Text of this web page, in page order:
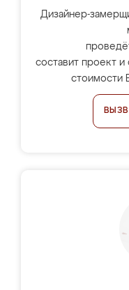
Дизайнер-
составит проект и
стоимости